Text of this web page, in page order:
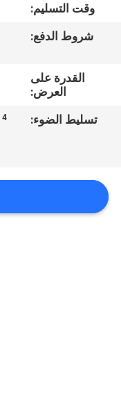
رقابة
جودة
اتصل
حالات
وقت التسليم:
شروط الدفع:
القدرة على
العرض:
تسليط الضوء: